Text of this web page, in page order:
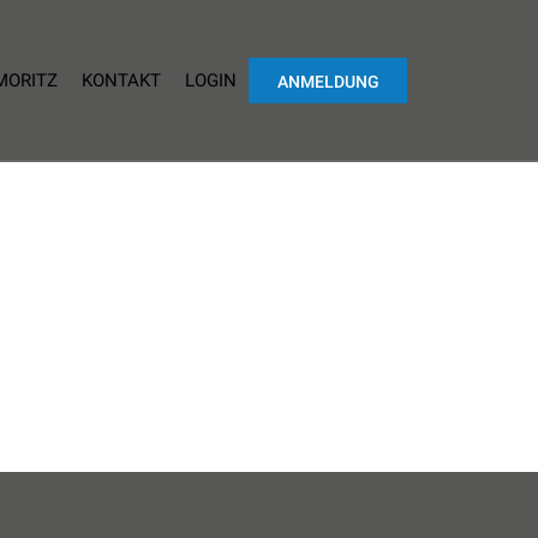
KONTAKT LOGIN ANMELDUNG